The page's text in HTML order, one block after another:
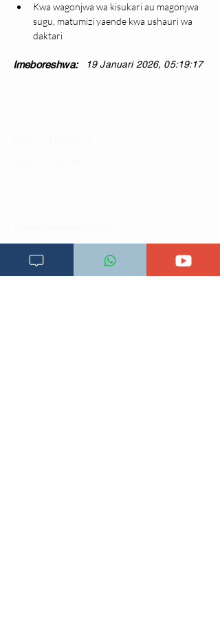
Kwa wagonjwa wa kisukari au magonjwa
sugu, matumizi yaende kwa ushauri wa
daktari
Imeboreshwa: 19 Januari 2026, 05:19:17